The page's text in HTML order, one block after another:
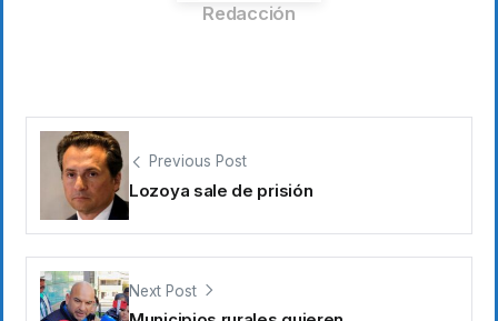
Redacción
Previous Post
Lozoya sale de prisión
Next Post